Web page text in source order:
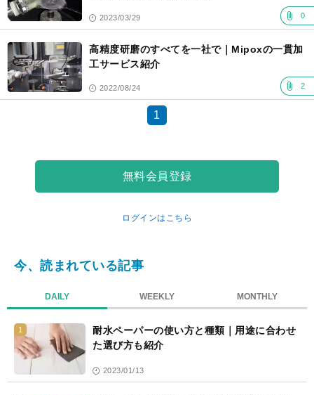
2023/03/29 0
高精度研磨のすべてを一社で｜Mipoxの一貫加
工サービス紹介
2022/08/24 2
1
無料会員登録
ログインはこちら
今、読まれている記事
DAILY WEEKLY MONTHLY
1
耐水ペーパーの使い方と種類｜用途に合わせ
た選び方も紹介
2023/01/13